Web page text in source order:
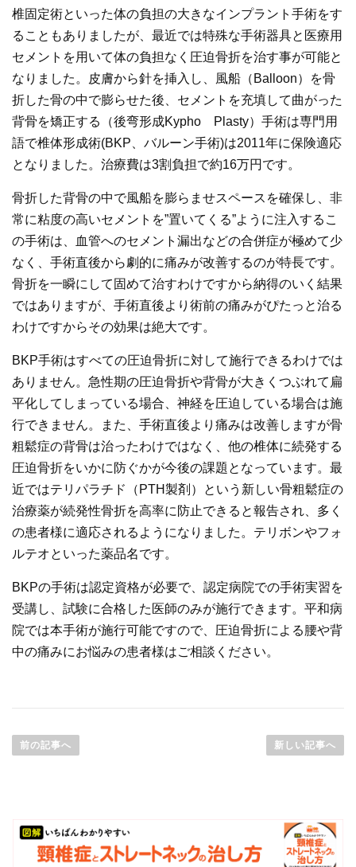
椎固定術といった体の負担の大きなインプラント手術をす
ることもありましたが、最近では特殊な手術器具と医療用
セメントを用いて体の負担なく圧迫骨折を治す事が可能と
なりました。皮膚から針を挿入し、風船（Balloon）を骨
折した骨の中で膨らせた後、セメントを充填して曲がった
背骨を矯正する（後弯形成Kypho Plasty）手術は専門用
語で椎体形成術(BKP、バルーン手術)は2011年に保険適応
となりました。治療費は3割負担で約16万円です。
骨折した背骨の中で風船を膨らませスペースを確保し、非
常に粘度の高いセメントを”置いてくる”ように注入するこ
の手術は、血管へのセメント漏出などの合併症が極めて少
なく、手術直後から劇的に痛みが改善するのが特長です。
骨折を一瞬にして固めて治すわけですから納得のいく結果
ではありますが、手術直後より術前の痛みがぴたっと治る
わけですからその効果は絶大です。
BKP手術はすべての圧迫骨折に対して施行できるわけでは
ありません。急性期の圧迫骨折や背骨が大きくつぶれて扁
平化してしまっている場合、神経を圧迫している場合は施
行できません。また、手術直後より痛みは改善しますが骨
粗鬆症の背骨は治ったわけではなく、他の椎体に続発する
圧迫骨折をいかに防ぐかが今後の課題となっています。最
近ではテリパラチド（PTH製剤）という新しい骨粗鬆症の
治療薬が続発性骨折を高率に防止できると報告され、多く
の患者様に適応されるようになりました。テリボンやフォ
ルテオといった薬品名です。
BKPの手術は認定資格が必要で、認定病院での手術実習を
受講し、試験に合格した医師のみが施行できます。平和病
院では本手術が施行可能ですので、圧迫骨折による腰や背
中の痛みにお悩みの患者様はご相談ください。
前の記事へ 新しい記事へ